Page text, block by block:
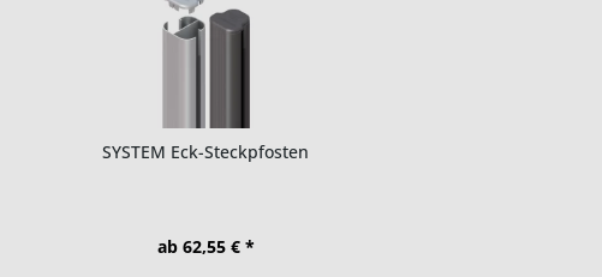
SYSTEM Eck-Steckpfosten
ab 62,55 € *